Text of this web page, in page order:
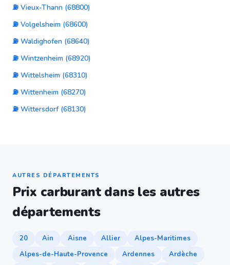
⛽ Vieux-Thann (68800)
⛽ Volgelsheim (68600)
⛽ Waldighofen (68640)
⛽ Wintzenheim (68920)
⛽ Wittelsheim (68310)
⛽ Wittenheim (68270)
⛽ Wittersdorf (68130)
AUTRES DÉPARTEMENTS
Prix carburant dans les autres
départements
20 Ain Aisne Allier
Alpes-Maritimes
Alpes-de-Haute-Provence
Ardennes
Ardèche